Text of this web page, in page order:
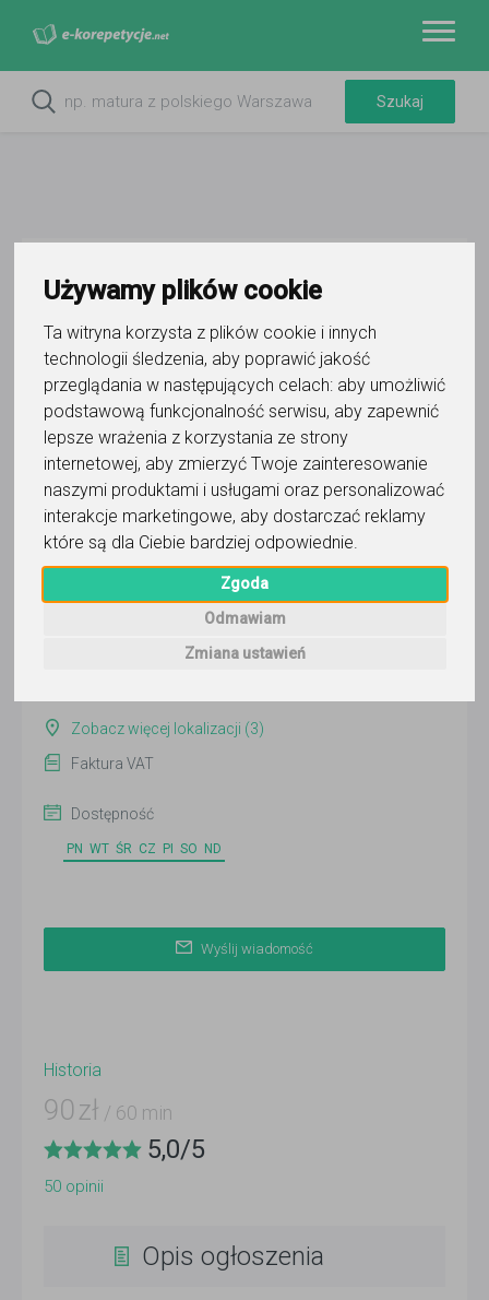
Używamy plików cookie
Ta witryna korzysta z plików cookie i innych
technologii śledzenia, aby poprawić jakość
przeglądania w następujących celach: aby umożliwić
podstawową funkcjonalność serwisu, aby zapewnić
lepsze wrażenia z korzystania ze strony
internetowej, aby zmierzyć Twoje zainteresowanie
naszymi produktami i usługami oraz personalizować
interakcje marketingowe, aby dostarczać reklamy
które są dla Ciebie bardziej odpowiednie.
Zgoda
Odmawiam
Zmiana ustawień
Oznacz wystąpienie kontaktu
Adrian Szmajdzinski
Wyślij wiadomość
Ostatnia aktywność:
Pokaż
Zobacz więcej lokalizacji (3)
Faktura VAT
Dostępność
PN WT ŚR CZ PI SO ND
Wyślij wiadomość
Historia
90 zł / 60 min
5,0/5
50 opinii
Opis ogłoszenia